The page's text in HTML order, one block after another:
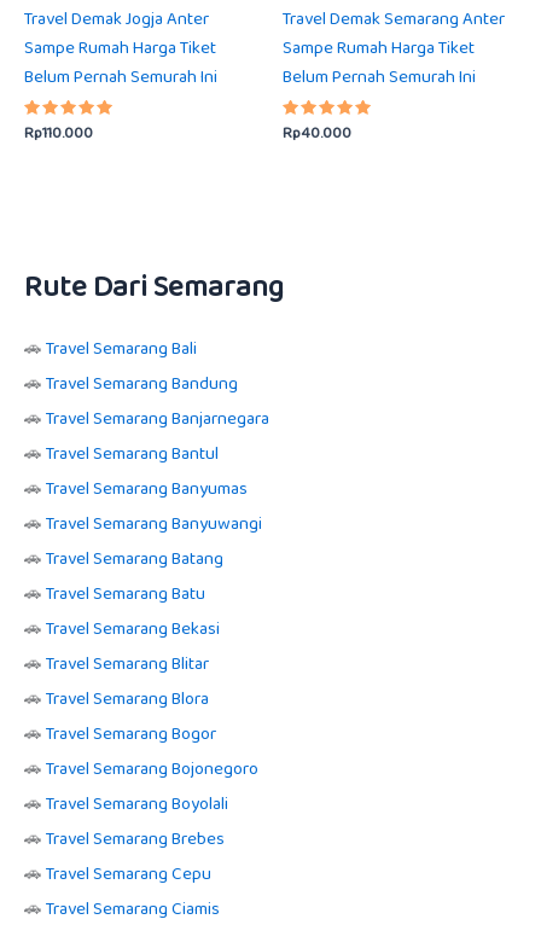
Travel Demak Jogja Anter
Sampe Rumah Harga Tiket
Belum Pernah Semurah Ini
Dinilai
5.00
Rp110.000
Travel Demak Semarang Anter
Sampe Rumah Harga Tiket
Belum Pernah Semurah Ini
Dinilai
5.00
Rp40.000
Rute Dari Semarang
🚗Travel Semarang Bali
🚗Travel Semarang Bandung
🚗Travel Semarang Banjarnegara
🚗Travel Semarang Bantul
🚗Travel Semarang Banyumas
🚗Travel Semarang Banyuwangi
🚗Travel Semarang Batang
🚗Travel Semarang Batu
🚗Travel Semarang Bekasi
🚗Travel Semarang Blitar
🚗Travel Semarang Blora
🚗Travel Semarang Bogor
🚗Travel Semarang Bojonegoro
🚗Travel Semarang Boyolali
🚗Travel Semarang Brebes
🚗Travel Semarang Cepu
🚗Travel Semarang Ciamis